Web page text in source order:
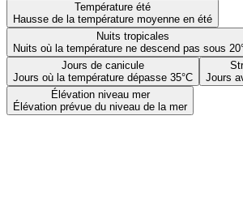
Température été
Hausse de la température moyenne en été
Nuits tropicales
Nuits où la température ne descend pas sous
Jours de canicule
Jours où la température dépasse 35°C
Jours
Élévation niveau mer
Élévation prévue du niveau de la mer